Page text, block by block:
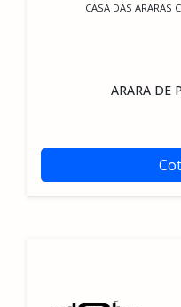
CASA DAS ARARAS
ARARA DE